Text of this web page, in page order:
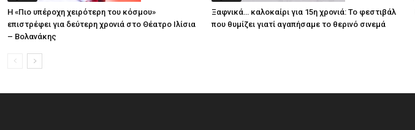
Η «Πιο υπέροχη χειρότερη του κόσμου»
επιστρέφει για δεύτερη χρονιά στο Θέατρο Ιλίσια
– Βολανάκης
Ξαφνικά… καλοκαίρι για 15η χρονιά: Το φεστιβάλ
που θυμίζει γιατί αγαπήσαμε το θερινό σινεμά